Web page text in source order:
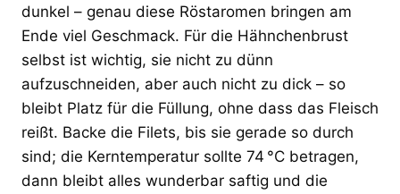
dunkel – genau diese Röstaromen bringen am
Ende viel Geschmack. Für die Hähnchenbrust
selbst ist wichtig, sie nicht zu dünn
aufzuschneiden, aber auch nicht zu dick – so
bleibt Platz für die Füllung, ohne dass das Fleisch
reißt. Backe die Filets, bis sie gerade so durch
sind; die Kerntemperatur sollte 74 °C betragen,
dann bleibt alles wunderbar saftig und die